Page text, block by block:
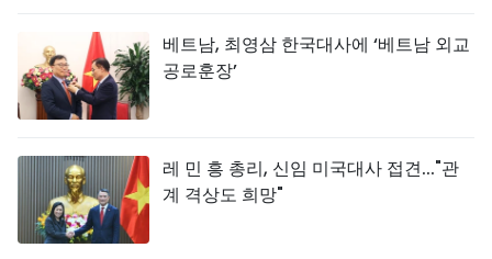
베트남, 최영삼 한국대사에 ‘베트남 외교
공로훈장’
레 민 흥 총리, 신임 미국대사 접견..."관
계 격상도 희망"